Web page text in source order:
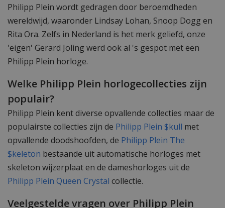
Philipp Plein wordt gedragen door beroemdheden
wereldwijd, waaronder Lindsay Lohan, Snoop Dogg en
Rita Ora. Zelfs in Nederland is het merk geliefd, onze
'eigen' Gerard Joling werd ook al 's gespot met een
Philipp Plein horloge.
Welke Philipp Plein horlogecollecties zijn
populair?
Philipp Plein kent diverse opvallende collecties maar de
populairste collecties zijn de Philipp Plein $kull met
opvallende doodshoofden, de Philipp Plein The
$keleton bestaande uit automatische horloges met
skeleton wijzerplaat en de dameshorloges uit de
Philipp Plein Queen Crystal collectie.
Veelgestelde vragen over Philipp Plein